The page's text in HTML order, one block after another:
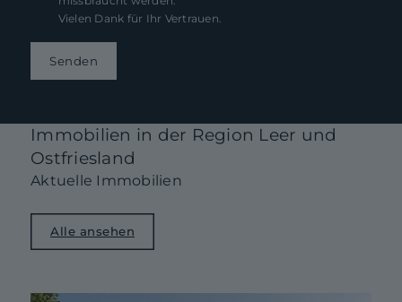
Vielen Dank für Ihr Vertrauen.
Senden
Immobilien in der Region Leer und
Ostfriesland
Aktuelle Immobilien
Alle ansehen